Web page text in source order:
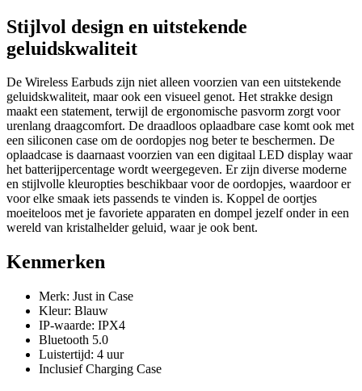
Stijlvol design en uitstekende
geluidskwaliteit
De Wireless Earbuds zijn niet alleen voorzien van een uitstekende
geluidskwaliteit, maar ook een visueel genot. Het strakke design
maakt een statement, terwijl de ergonomische pasvorm zorgt voor
urenlang draagcomfort. De draadloos oplaadbare case komt ook met
een siliconen case om de oordopjes nog beter te beschermen. De
oplaadcase is daarnaast voorzien van een digitaal LED display waar
het batterijpercentage wordt weergegeven. Er zijn diverse moderne
en stijlvolle kleuropties beschikbaar voor de oordopjes, waardoor er
voor elke smaak iets passends te vinden is. Koppel de oortjes
moeiteloos met je favoriete apparaten en dompel jezelf onder in een
wereld van kristalhelder geluid, waar je ook bent.
Kenmerken
Merk: Just in Case
Kleur: Blauw
IP-waarde: IPX4
Bluetooth 5.0
Luistertijd: 4 uur
Inclusief Charging Case